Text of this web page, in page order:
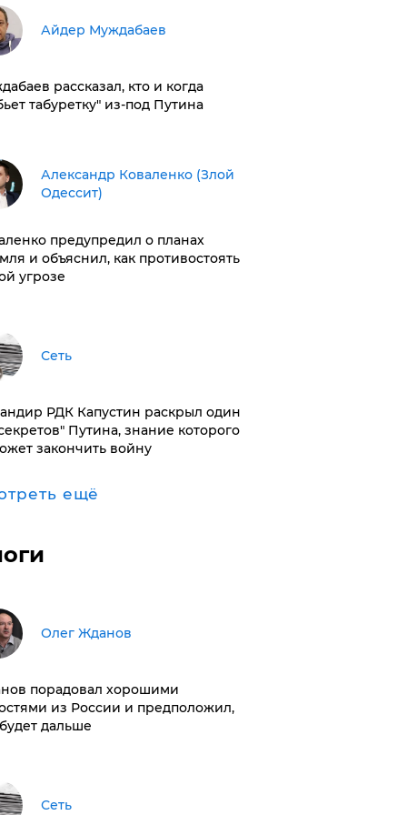
Айдер Муждабаев
рассказал, кто и когда
табуретку" из-под Путина
Александр Коваленко (Злой
Одессит)
предупредил о планах
и объяснил, как противостоять
угрозе
Сеть
РДК Капустин раскрыл один
Путина, знание которого
закончить войну
ещё
Олег Жданов
порадовал хорошими
из России и предположил,
дальше
Сеть